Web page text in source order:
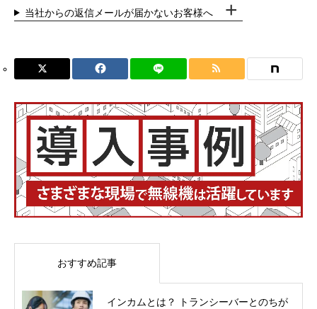
当社からの返信メールが届かないお客様へ
おすすめ記事
インカムとは？ トランシーバーとのちが